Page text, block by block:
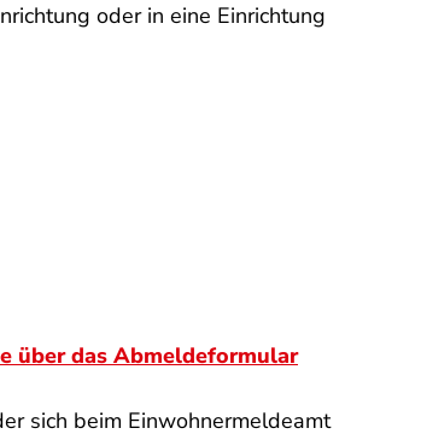
oder in eine Einrichtung
über das Abmeldeformular
sich beim Einwohnermeldeamt